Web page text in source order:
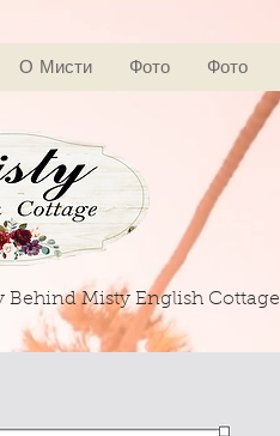
О Мисти Фото Фото
Behind Misty English Cottage